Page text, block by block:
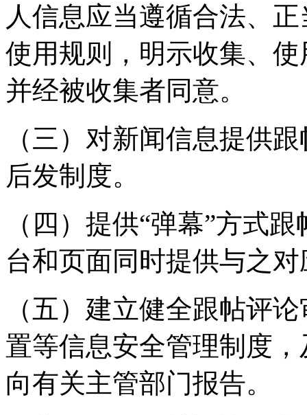
人信息应当遵循合法、
使用规则，明示收集、
并经被收集者同意。
（三）对新闻信息提供
后发制度。
（四）提供“弹幕”方式
台和页面同时提供与之
（五）建立健全跟帖评
置等信息安全管理制度
向有关主管部门报告。